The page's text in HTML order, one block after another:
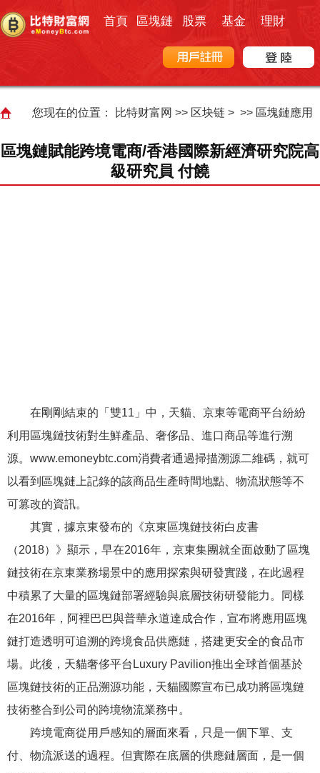
首頁 區塊鏈 股票 基金 理財
您现在的位置： 比特财富网 >> 区块链> >> 區塊鏈應用
區塊鏈賦能跨境電商/香港國際新經濟研究院高
級研究員 付饒
在剛剛結束的「雙11」中，天貓、京東等電商平台紛紛
利用區塊鏈技術對生鮮產品、奢侈品、進口商品等進行溯
源。www.emoneybtc.com消費者通過掃描溯源二維碼，就可
以看到區塊鏈上記錄的該商品生產時間地點、物流狀態等不
可篡改的資訊。
其實，據京東發布的《京東區塊鏈技術白皮書
（2018）》顯示，早在2016年，京東集團就全面啟動了區塊
鏈技術在京東業務場景中的應用探索與研發實踐，在此過程
中積累了大量的區塊鏈部署經驗與底層技術研發能力。同樣
在2016年，阿裡巴巴與普華永道達成合作，宣布將應用區塊
鏈打造透明可追溯的跨境食品供應鏈，搭建更安全的食品市
場。此後，天貓奢侈平台Luxury Pavilion推出全球首個基於
區塊鏈技術的正品溯源功能，天貓國際宣布已成功將區塊鏈
技術整合到公司的跨境物流業務中。
跨境電商從用戶感知的層面來看，只是一個下單、支
付、物流派送的過程。但實際在底層的供應鏈層面，是一個